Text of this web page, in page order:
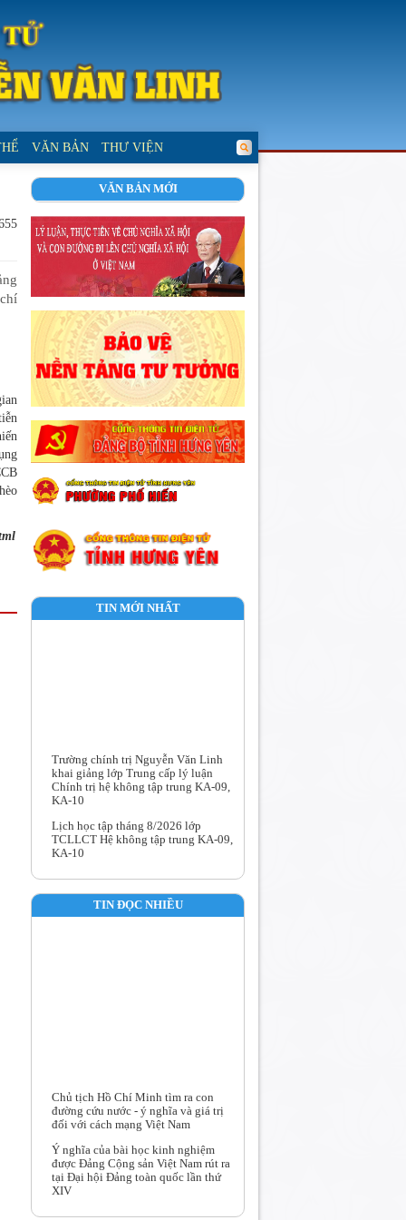
VĂN BẢN THƯ VIỆN
VĂN BẢN MỚI
TIN MỚI NHẤT
khai giảng lớp Trung cấp lý luận
Chính trị hệ không tập trung KA-09,
KA-10
TCLLCT Hệ không tập trung KA-09,
KA-10
TCLLCT Hệ không tập trung KA-10
Kế hoạch học tập toàn khóa lớp
TCLLCT Hệ không tập trung KA-09
TIN ĐỌC NHIỀU
đường cứu nước - ý nghĩa và giá trị
đối với cách mạng Việt Nam
được Đảng Cộng sản Việt Nam rút ra
tại Đại hội Đảng toàn quốc lần thứ
XIV